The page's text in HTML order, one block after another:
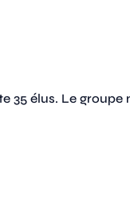
35 élus. Le